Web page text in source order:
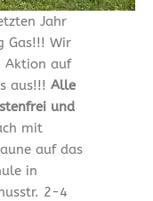
Jahr
Gas!!! Wir
Aktion auf
aus!!! Alle
und
mit
auf das
in
2-4